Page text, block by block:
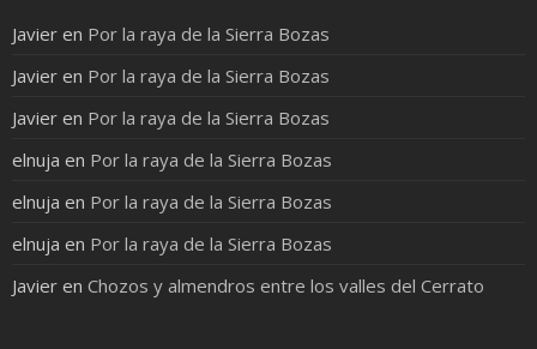
Javier en Por la raya de la Sierra Bozas
Javier en Por la raya de la Sierra Bozas
Javier en Por la raya de la Sierra Bozas
elnuja en Por la raya de la Sierra Bozas
elnuja en Por la raya de la Sierra Bozas
elnuja en Por la raya de la Sierra Bozas
Javier en Chozos y almendros entre los valles del Cerrato